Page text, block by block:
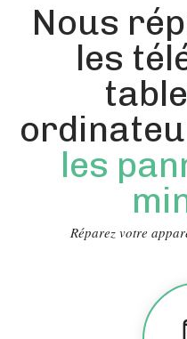
Nous
les
les
Réparez votre